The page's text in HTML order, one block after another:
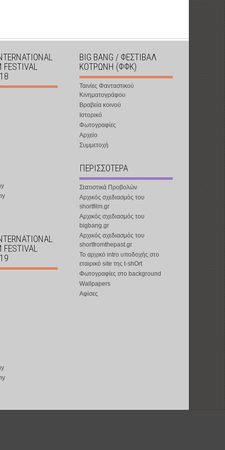
BIG BANG / ΦΕΣΤΙΒΑΛ
ΚΟΤΡΩΝΗ (ΦΦΚ)
Ταινίες Φανταστικού
Κινηματογράφου
Βραβεία κοινού
Ιστορικό
Φωτογραφίες
Αρχείο
Συμμετοχή
ΠΕΡΙΣΣΟΤΕΡΑ
Στατιστικά Προβολών
Αρχικός σχεδιασμός του
shortfilm.gr
Αρχικός σχεδιασμός του
bigbang.gr
Αρχικός σχεδιασμός του
shortfromthepast.gr
Το αρχικό intro υποδοχής στο
εταιρικό site της t-shOrt
Φωτογραφίες στο background
Wallpapers
Αφίσες